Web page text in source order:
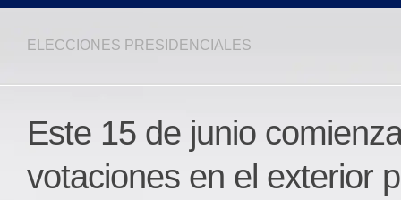
Politica
Deportes
JUDICIAL
ELECCIONES PRESIDENCIALES
Este 15 de junio
votaciones en el exterior